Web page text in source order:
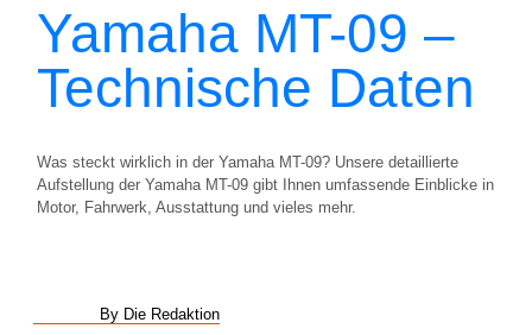
Yamaha MT-09 –
Technische Daten
Was steckt wirklich in der Yamaha MT-09? Unsere detaillierte
Aufstellung der Yamaha MT-09 gibt Ihnen umfassende Einblicke in
Motor, Fahrwerk, Ausstattung und vieles mehr.
By Die Redaktion